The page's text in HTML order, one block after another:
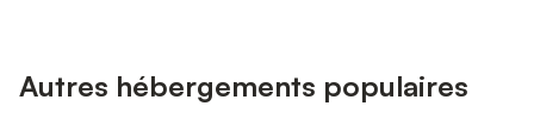
Autres hébergements populaires